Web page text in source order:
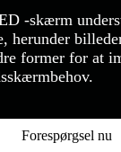
-skærm
herunder
former for at
Forespørgsel nu